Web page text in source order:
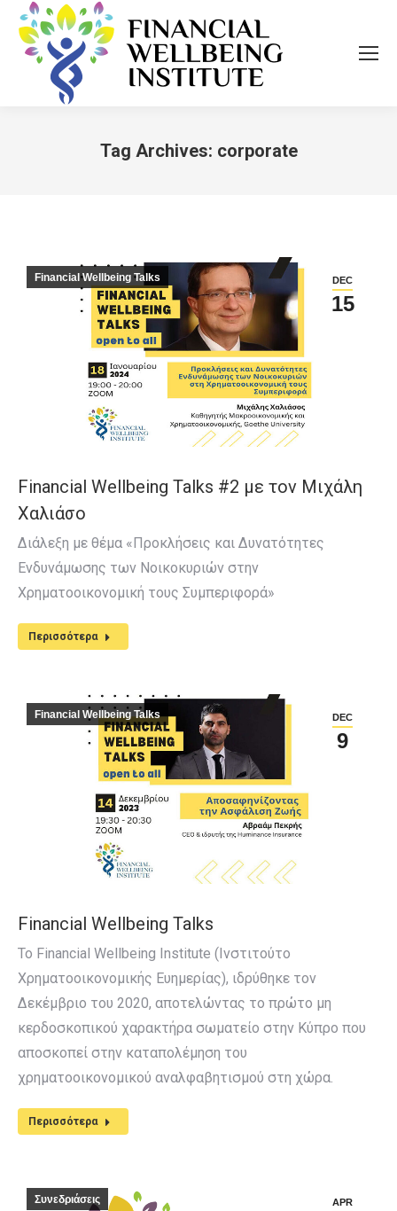
Tag Archives: corporate
DEC
15
Financial Wellbeing Talks
Financial Wellbeing Talks #2 με τον Μιχάλη
Χαλιάσο
Διάλεξη με θέμα «Προκλήσεις και Δυνατότητες
Ενδυνάμωσης των Νοικοκυριών στην
Χρηματοοικονομική τους Συμπεριφορά»
Περισσότερα
DEC
9
Financial Wellbeing Talks
Financial Wellbeing Talks
Το Financial Wellbeing Institute (Ινστιτούτο
Χρηματοοικονομικής Ευημερίας), ιδρύθηκε τον
Δεκέμβριο του 2020, αποτελώντας το πρώτο μη
κερδοσκοπικού χαρακτήρα σωματείο στην Κύπρο που
αποσκοπεί στην καταπολέμηση του
χρηματοοικονομικού αναλφαβητισμού στη χώρα.
Περισσότερα
APR
Συνεδριάσεις